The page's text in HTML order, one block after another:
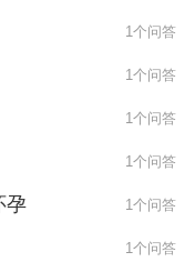
1个问答
1个问答
1个问答
1个问答
孕 1个问答
1个问答